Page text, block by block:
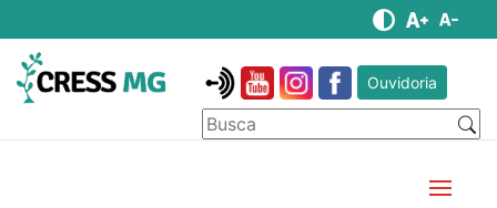
Ouvidoria